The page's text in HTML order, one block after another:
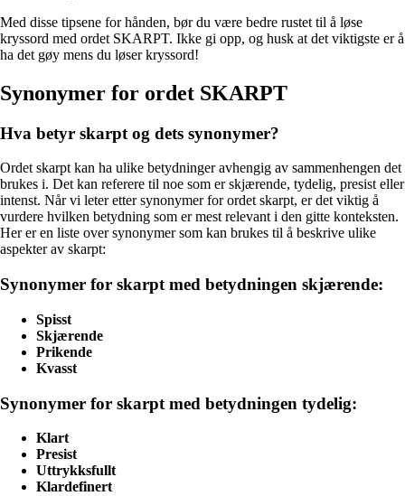
Med disse tipsene for hånden, bør du være bedre rustet til å løse
kryssord med ordet SKARPT. Ikke gi opp, og husk at det viktigste er å
ha det gøy mens du løser kryssord!
Synonymer for ordet SKARPT
Hva betyr skarpt og dets synonymer?
Ordet skarpt kan ha ulike betydninger avhengig av sammenhengen det
brukes i. Det kan referere til noe som er skjærende, tydelig, presist eller
intenst. Når vi leter etter synonymer for ordet skarpt, er det viktig å
vurdere hvilken betydning som er mest relevant i den gitte konteksten.
Her er en liste over synonymer som kan brukes til å beskrive ulike
aspekter av skarpt:
Synonymer for skarpt med betydningen skjærende:
Spisst
Skjærende
Prikende
Kvasst
Synonymer for skarpt med betydningen tydelig:
Klart
Presist
Uttrykksfullt
Klardefinert